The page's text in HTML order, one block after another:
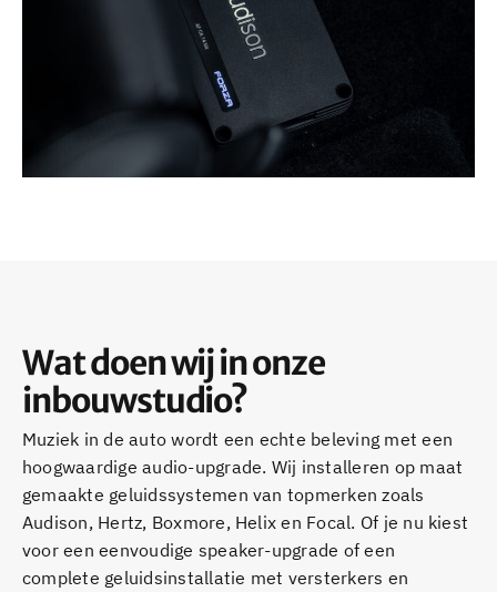
Wat doen wij in onze
inbouwstudio?
Muziek in de auto wordt een echte beleving met een
hoogwaardige audio-upgrade. Wij installeren op maat
gemaakte geluidssystemen van topmerken zoals
Audison, Hertz, Boxmore, Helix en Focal. Of je nu kiest
voor een eenvoudige speaker-upgrade of een
complete geluidsinstallatie met versterkers en